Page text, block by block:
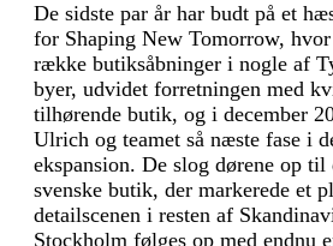
De sidste par år har budt på et
for Shaping New Tomorrow,
række butiksåbninger i nogle af
byer, udvidet forretningen med
tilhørende butik, og i december
Ulrich og teamet så næste fase i
ekspansion. De slog dørene op til
svenske butik, der markerede et
detailscenen i resten af
Stockholm følges op med endnu